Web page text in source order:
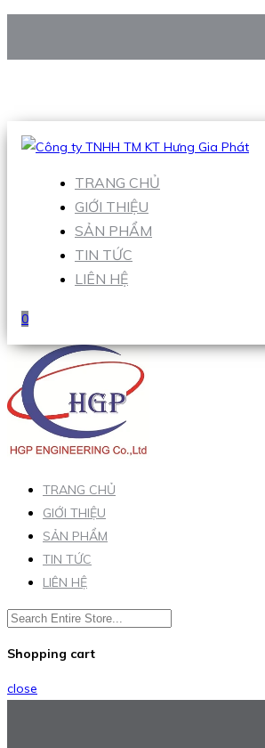
Hotline:0938 906 663
TRANG CHỦ
GIỚI THIỆU
SẢN PHẨM
TIN TỨC
LIÊN HỆ
0
TRANG CHỦ
GIỚI THIỆU
SẢN PHẨM
TIN TỨC
LIÊN HỆ
Shopping cart
close